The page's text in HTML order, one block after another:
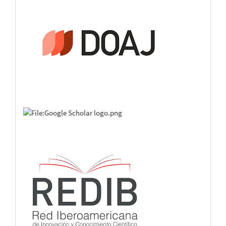
Sul River.
Revista de Gestão Social e Ambiental, 18(4),
10.24857/rgsa.v18n4-001